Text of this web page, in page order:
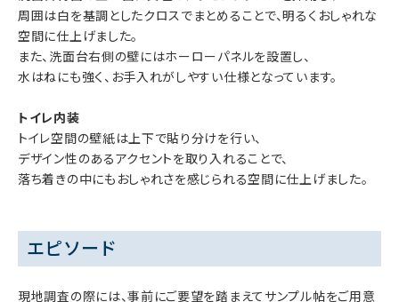
周囲は白を基調としたクロスでまとめることで、明るくおしゃれな
空間に仕上げました。
また、洗面台右側の壁にはホーローパネルを設置し、
水はねにも強く、お手入れがしやすい仕様となっています。
トイレ内装
トイレ空間の壁紙は上下で貼り分けを行い、
デザイン性のあるアクセントを取り入れることで、
落ち着きの中にもおしゃれさを感じられる空間に仕上げました。
エピソード
現地調査の際には、事前にご要望を踏まえてサンプル帖をご用意